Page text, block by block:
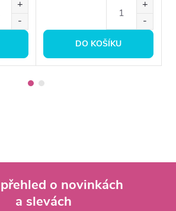
DO KOŠÍKU
o novinkách
a slevách